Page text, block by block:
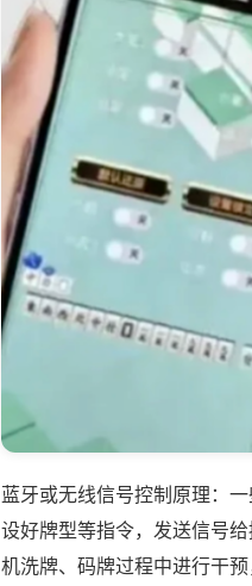
蓝牙或无线信号控制原理：
设好牌型等指令，发送信号
机洗牌、码牌过程中进行干预